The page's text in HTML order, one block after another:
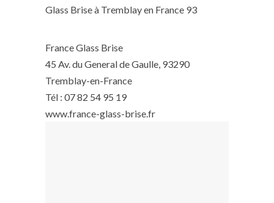
Glass Brise à Tremblay en France 93
France Glass Brise
45 Av. du General de Gaulle, 93290
Tremblay-en-France
Tél : 07 82 54 95 19
www.france-glass-brise.fr